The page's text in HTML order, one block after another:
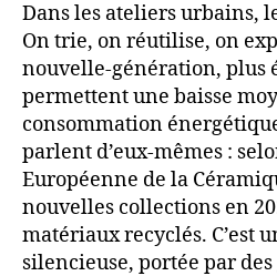
Dans les ateliers urbains,
On trie, on réutilise, on
nouvelle-génération, plus
permettent une baisse
consommation
parlent d’eux-mêmes :
Européenne de la
nouvelles collections en
matériaux recyclés. C’est
silencieuse, portée par